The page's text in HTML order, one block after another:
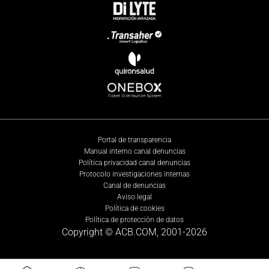
Portal de transparencia
Manual interno canal denuncias
Política privacidad canal denuncias
Protocolo investigaciones internas
Canal de denuncias
Aviso legal
Política de cookies
Política de protección de datos
Copyright © ACB.COM, 2001-2026